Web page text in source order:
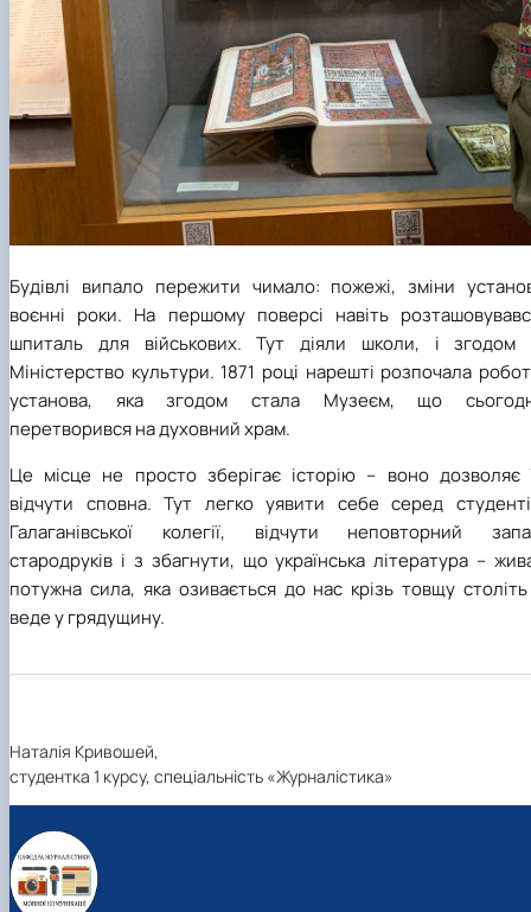
Будівлі випало пережити чимало: пожежі, зміни
воєнні роки. На першому поверсі навіть
шпиталь для військових. Тут діяли школи, і згодом
Міністерство культури. 1871 році нарешті розпочала
установа, яка згодом стала Музеєм, що
перетворився на духовний храм.
Це місце не просто зберігає історію – воно дозволяє
відчути сповна. Тут легко уявити себе серед
Галаганівської колегії, відчути неповторний
стародруків і з збагнути, що українська література –
потужна сила, яка озивається до нас крізь товщу століть
веде у грядущину.
Наталія Кривошей,
студентка 1 курсу, спеціальність «Журналістика»